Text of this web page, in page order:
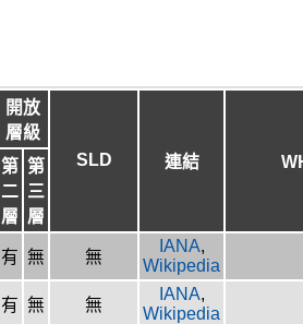
開放
層級
SLD
連結
第
二
層
第
三
層
有 無 無
IANA,
Wikipedia
有 無 無
IANA,
Wikipedia